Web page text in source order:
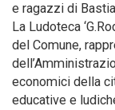
e ragazzi di
La Ludoteca
del Comune,
economici della
educative e